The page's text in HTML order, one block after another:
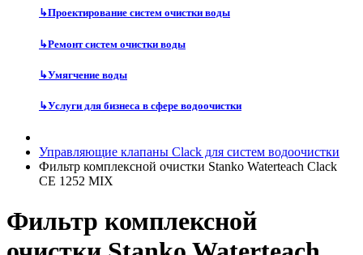
↳Проектирование систем очистки воды
↳Ремонт систем очистки воды
↳Умягчение воды
↳Услуги для бизнеса в сфере водоочистки
Управляющие клапаны Clack для систем водоочистки
Фильтр комплексной очистки Stanko Waterteach Clack
CE 1252 MIX
Фильтр комплексной